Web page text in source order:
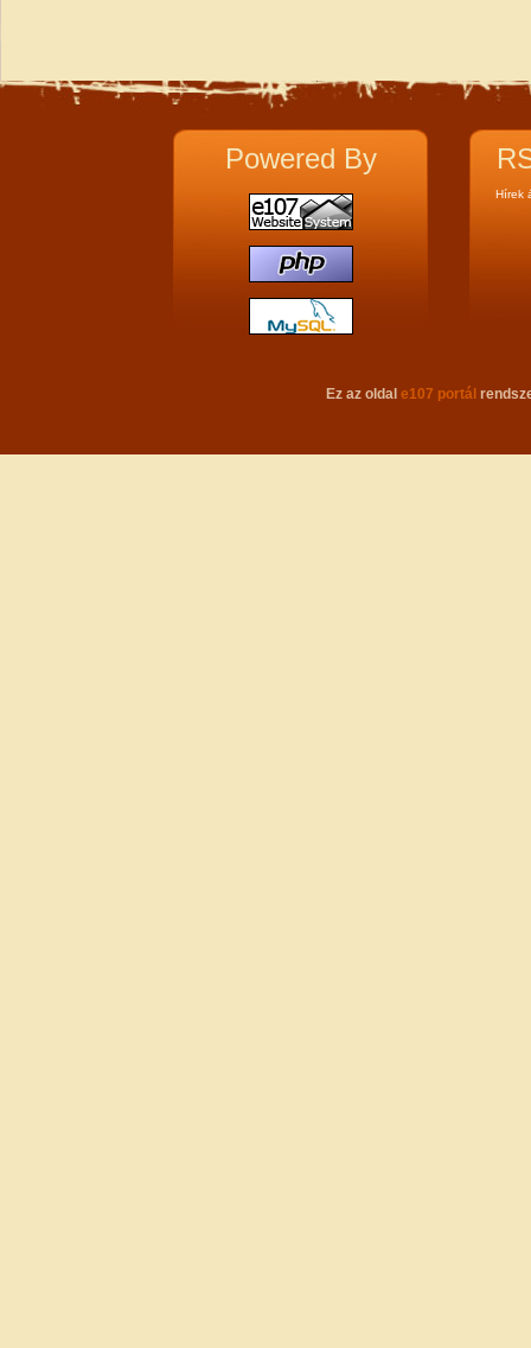
Powered By
Hírek
Ez az oldal e107 portál